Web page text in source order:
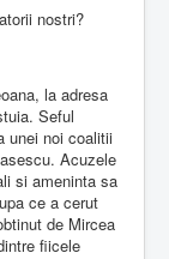
nostri?
la adresa
Seful
unei noi coalitii
Acuzele
si ameninta sa
ce a cerut
de Mircea
fiicele